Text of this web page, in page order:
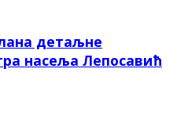
детаљне
насеља Лепосавић